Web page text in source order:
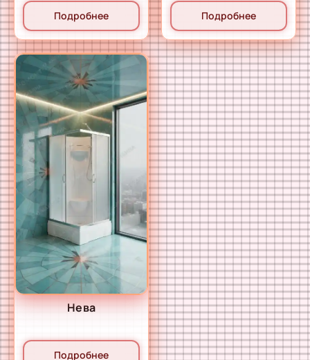
Подробнее Подробнее
Hева
Подробнее